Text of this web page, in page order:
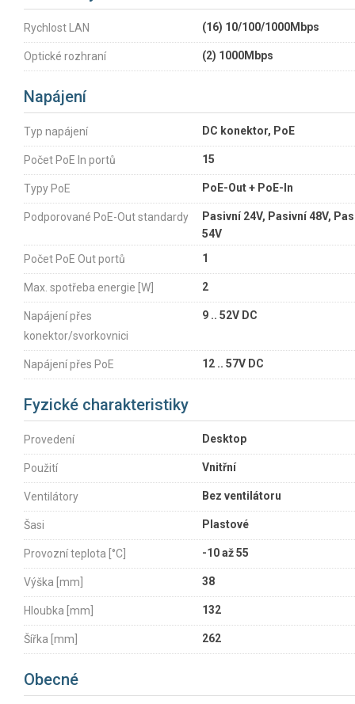
Rychlost LAN (16) 10/100/1000Mbps
Optické rozhraní (2) 1000Mbps
Napájení
Typ napájení DC konektor, PoE
Počet PoE In portů 15
Typy PoE PoE-Out + PoE-In
Podporované PoE-Out standardy
Pasivní 24V, Pasivní 48V,
54V
Počet PoE Out portů
1
Max. spotřeba energie [W] 2
Napájení přes
konektor/svorkovnici
9 .. 52V DC
Napájení přes PoE 12 .. 57V DC
Fyzické charakteristiky
Provedení Desktop
Použití Vnitřní
Ventilátory Bez ventilátoru
Šasi Plastové
Provozní teplota [°C] -10 až 55
Výška [mm] 38
Hloubka [mm] 132
Šířka [mm] 262
Obecné